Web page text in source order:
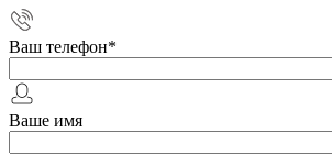
Ваш телефон*
Ваше имя